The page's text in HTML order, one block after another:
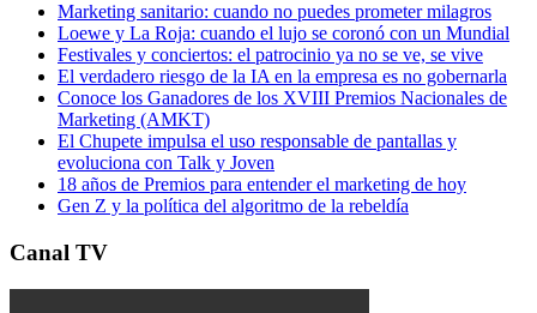
Marketing sanitario: cuando no puedes prometer milagros
Loewe y La Roja: cuando el lujo se coronó con un Mundial
Festivales y conciertos: el patrocinio ya no se ve, se vive
El verdadero riesgo de la IA en la empresa es no gobernarla
Conoce los Ganadores de los XVIII Premios Nacionales de
Marketing (AMKT)
El Chupete impulsa el uso responsable de pantallas y
evoluciona con Talk y Joven
18 años de Premios para entender el marketing de hoy
Gen Z y la política del algoritmo de la rebeldía
Canal TV